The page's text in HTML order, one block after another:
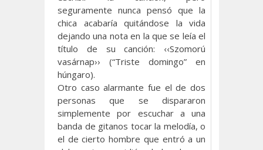
seguramente nunca pensó que la
chica acabaría quitándose la vida
dejando una nota en la que se leía el
título de su canción: ‹‹Szomorú
vasárnap›› (“Triste domingo” en
húngaro).
Otro caso alarmante fue el de dos
personas que se dispararon
simplemente por escuchar a una
banda de gitanos tocar la melodía, o
el de cierto hombre que entró a un